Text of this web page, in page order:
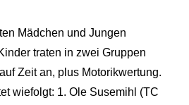
Mädchen und Jungen
traten in zwei Gruppen
Zeit an, plus Motorikwertung.
wiefolgt: 1. Ole Susemihl (TC